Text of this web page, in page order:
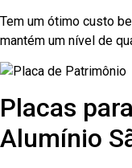
Tem um ótimo custo
mantém um nível de
Placas
Alumínio